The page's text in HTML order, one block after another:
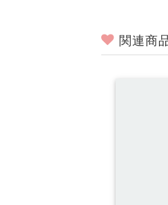
関連商